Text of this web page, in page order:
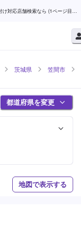
対応店舗検索なら (1ページ目) |
茨城県 笠間市
都道府県を変更
地図で表示する